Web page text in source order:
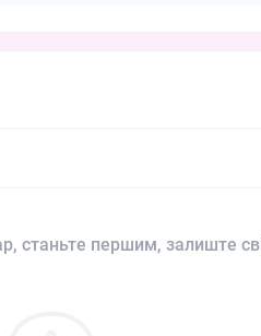
станьте першим, залиште